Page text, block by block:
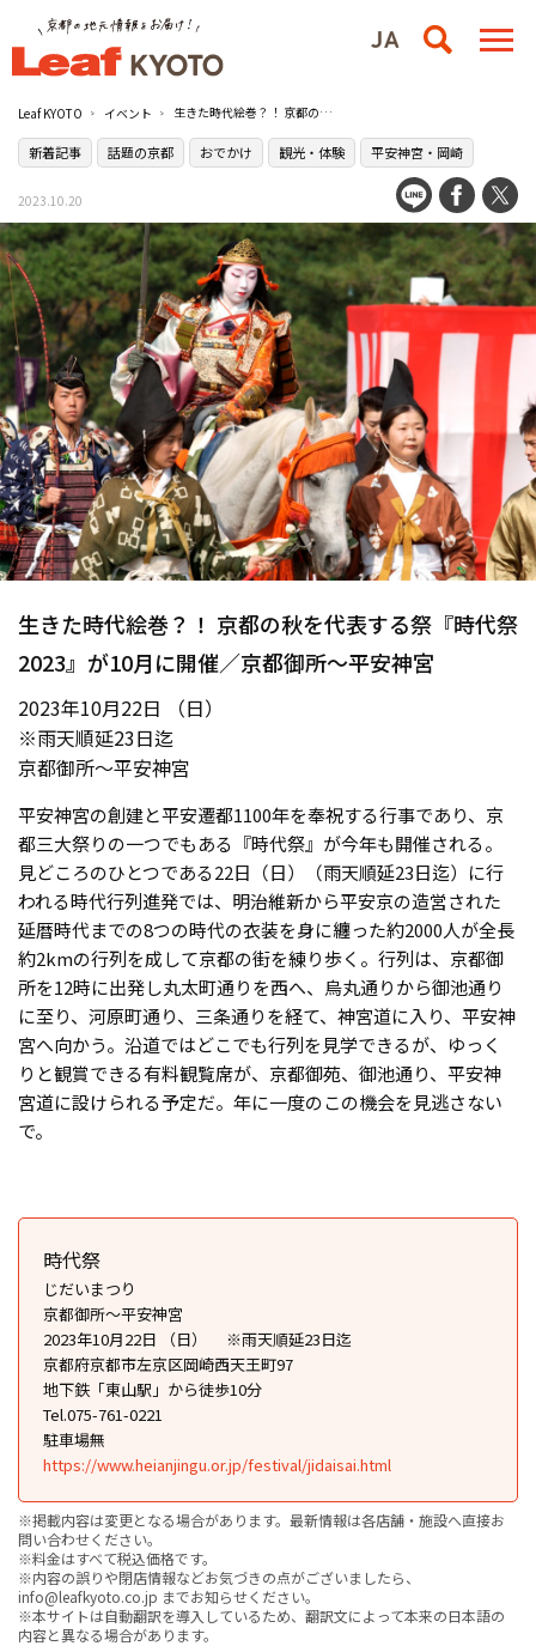
Leaf KYOTO イベント 生きた時代絵巻？！ 京都の秋を代表する祭『時代祭2023』が10月に開催／京都御所〜平安神宮
新着記事 話題の京都 おでかけ 観光・体験 平安神宮・岡崎
2023.10.20
生きた時代絵巻？！ 京都の秋を代表する祭『時代祭
2023』が10月に開催／京都御所〜平安神宮
2023年10月22日 （日）
※雨天順延23日迄
京都御所〜平安神宮
平安神宮の創建と平安遷都1100年を奉祝する行事であり、京
都三大祭りの一つでもある『時代祭』が今年も開催される。
見どころのひとつである22日（日）（雨天順延23日迄）に行
われる時代行列進発では、明治維新から平安京の造営された
延暦時代までの8つの時代の衣装を身に纏った約2000人が全長
約2kmの行列を成して京都の街を練り歩く。行列は、京都御
所を12時に出発し丸太町通りを西へ、烏丸通りから御池通り
に至り、河原町通り、三条通りを経て、神宮道に入り、平安神
宮へ向かう。沿道ではどこでも行列を見学できるが、ゆっく
りと観賞できる有料観覧席が、京都御苑、御池通り、平安神
宮道に設けられる予定だ。年に一度のこの機会を見逃さない
で。
時代祭
じだいまつり
京都御所〜平安神宮
2023年10月22日 （日） ※雨天順延23日迄
京都府京都市左京区岡崎西天王町97
地下鉄「東山駅」から徒歩10分
Tel.075-761-0221
駐車場無
https://www.heianjingu.or.jp/festival/jidaisai.html
※掲載内容は変更となる場合があります。最新情報は各店舗・施設へ直接お
問い合わせください。
※料金はすべて税込価格です。
※内容の誤りや閉店情報などお気づきの点がございましたら、
info@leafkyoto.co.jp までお知らせください。
※本サイトは自動翻訳を導入しているため、翻訳文によって本来の日本語の
内容と異なる場合があります。